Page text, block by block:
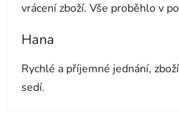
vrácení zboží. Vše proběhlo v
Hana
Rychlé a příjemné jednání,
sedí.